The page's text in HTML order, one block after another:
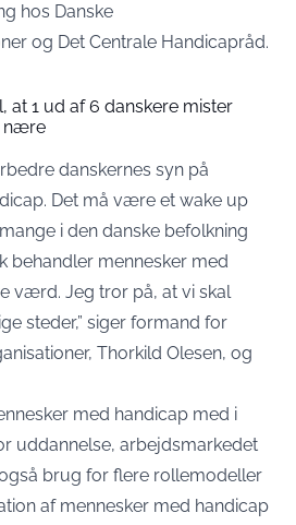
hos Danske
og Det Centrale Handicapråd.
at 1 ud af 6 danskere mister
nære
danskernes syn på
Det må være et wake up
i den danske befolkning
behandler mennesker med
værd. Jeg tror på, at vi skal
steder,” siger formand for
Thorkild Olesen, og
med handicap med i
uddannelse, arbejdsmarkedet
brug for flere rollemodeller
af mennesker med handicap